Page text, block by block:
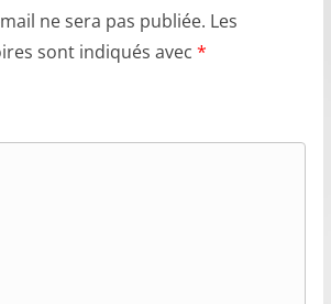
ne sera pas publiée. Les
sont indiqués avec *